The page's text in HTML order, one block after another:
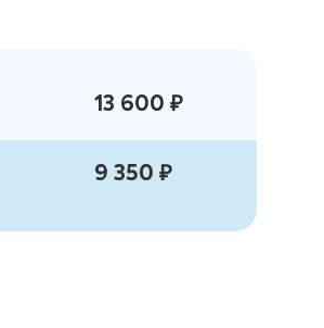
13 600 ₽
9 350 ₽